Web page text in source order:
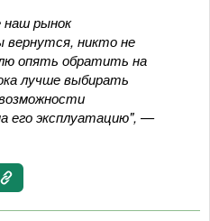
наш рынок
вернутся, никто не
опять обратить на
лучше выбирать
его эксплуатацию", —